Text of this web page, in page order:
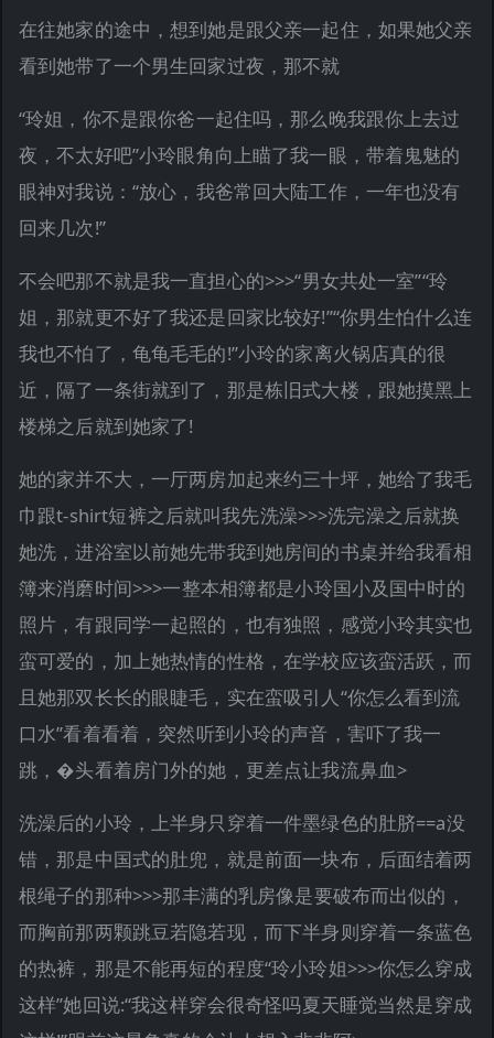
在往她家的途中，想到她是跟父亲一起住，如果她父亲
看到她带了一个男生回家过夜，那不就
“玲姐，你不是跟你爸一起住吗，那么晚我跟你上去过
夜，不太好吧”小玲眼角向上瞄了我一眼，带着鬼魅的
眼神对我说：“放心，我爸常回大陆工作，一年也没有
回来几次!”
不会吧那不就是我一直担心的>>>“男女共处一室”“玲
姐，那就更不好了我还是回家比较好!”“你男生怕什么连
我也不怕了，龟龟毛毛的!”小玲的家离火锅店真的很
近，隔了一条街就到了，那是栋旧式大楼，跟她摸黑上
楼梯之后就到她家了!
她的家并不大，一厅两房加起来约三十坪，她给了我毛
巾跟t-shirt短裤之后就叫我先洗澡>>>洗完澡之后就换
她洗，进浴室以前她先带我到她房间的书桌并给我看相
簿来消磨时间>>>一整本相簿都是小玲国小及国中时的
照片，有跟同学一起照的，也有独照，感觉小玲其实也
蛮可爱的，加上她热情的性格，在学校应该蛮活跃，而
且她那双长长的眼睫毛，实在蛮吸引人“你怎么看到流
口水”看着看着，突然听到小玲的声音，害吓了我一
跳，�头看着房门外的她，更差点让我流鼻血>
洗澡后的小玲，上半身只穿着一件墨绿色的肚脐==a没
错，那是中国式的肚兜，就是前面一块布，后面结着两
根绳子的那种>>>那丰满的乳房像是要破布而出似的，
而胸前那两颗跳豆若隐若现，而下半身则穿着一条蓝色
的热裤，那是不能再短的程度“玲小玲姐>>>你怎么穿成
这样”她回说:“我这样穿会很奇怪吗夏天睡觉当然是穿成